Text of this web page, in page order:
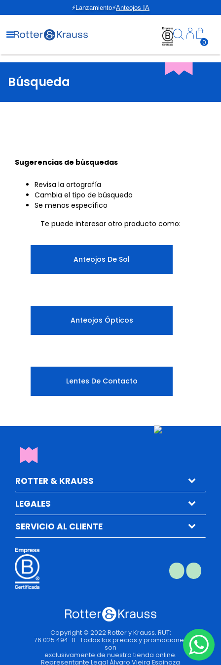
⚡Lanzamiento⚡Anteojos IA
0
Búsqueda
Sugerencias de búsquedas
Revisa la ortografía
Cambia el tipo de búsqueda
Se menos específico
Te puede interesar otro producto como:
Anteojos De Sol
Anteojos Ópticos
Lentes De Contacto
ROTTER & KRAUSS
LEGALES
SERVICIO AL CLIENTE
Copyright © 2022 Rotter y Krauss. RUT:
76.025.494-0 . Todos los precios y promociones
son
exclusivamente de nuestra tienda online.
Representante Legal Álvaro Vieira Espinoza